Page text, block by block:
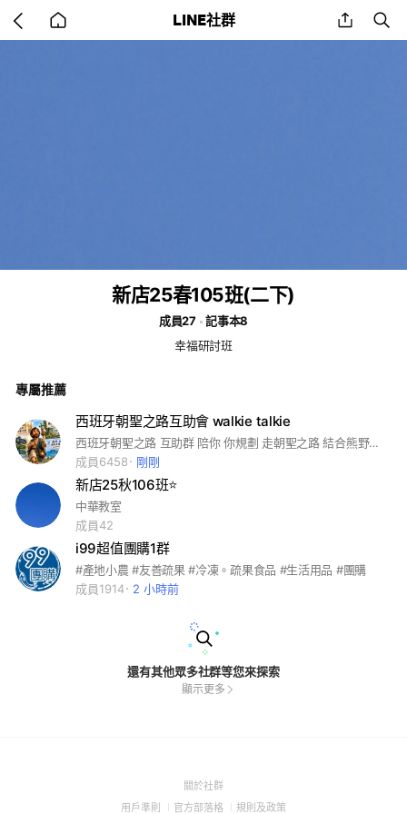
back
to
LINE社群 share
新店25春105班(二下)
成員27
記事本8
幸福研討班
專屬推薦
西班牙朝聖之路互助會 walkie talkie
西班牙朝聖之路 互助群 陪你 你規劃 走朝聖之路 結合熊野古道 濟州偶來 雙證書！ 內有分各路線群組！ 葡萄牙之路 原始之路 北方之路 英國之路 聖薩爾瓦多之路等
成員6458
剛剛
新店25秋106班⭐
中華教室
成員42
i99超值團購1群
#產地小農 #友善疏果 #冷凍。疏果食品 #生活用品 #團購
成員1914
2 小時前
還有其他眾多社群等您來探索
顯示更多
關於社群(Open
用戶準則 (Open
官方部落格 (Open
規則及政策(Open